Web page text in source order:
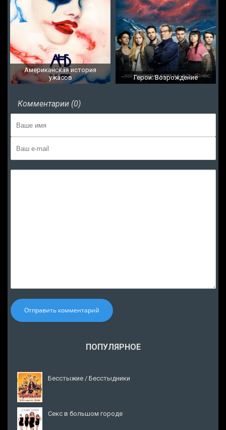
Американская история
ужасов
Герои: Возрождение
Комментарии (0)
Отправить комментарий
ПОПУЛЯРНОЕ
Бесстыжие / Бесстыдники
Секс в большом городе